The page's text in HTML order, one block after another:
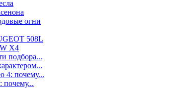
огни
508L
X4
подбора...
4: почему...
почему...